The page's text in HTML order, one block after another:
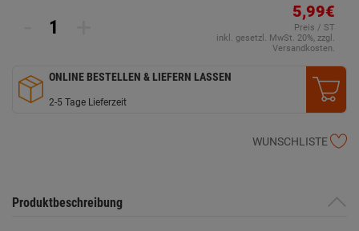
5,99€
Preis / ST
inkl. gesetzl. MwSt. 20%, zzgl.
Versandkosten.
ONLINE BESTELLEN & LIEFERN LASSEN
2-5 Tage Lieferzeit
WUNSCHLISTE
Produktbeschreibung